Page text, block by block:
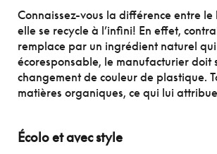
Connaissez-vous la différence entre
elle se recycle à l’infini! En effet,
remplace par un ingrédient naturel
écoresponsable, le manufacturier doit
changement de couleur de plastique.
matières organiques, ce qui lui
Écolo et avec style